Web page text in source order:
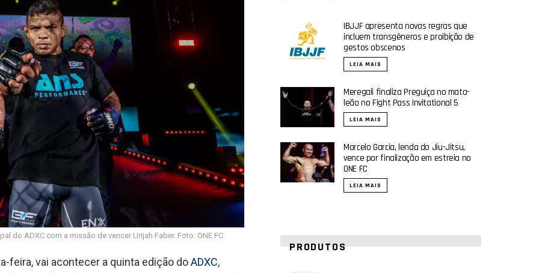
do ADXC com a missão de vencer Urijah Faber. Foto: ONE FC
feira, vai acontecer a quinta edição doADXC,
IBJJF apresenta novas regras que
incluem transgêneros e proibição de
gestos obscenos
LEIA MAIS
Meregali finaliza Preguiça no mata-
leão no Fight Pass Invitational 5
LEIA MAIS
Marcelo Garcia, lenda do Jiu-Jitsu,
vence por finalização em estreia no
ONE FC
LEIA MAIS
PRODUTOS